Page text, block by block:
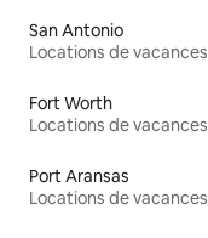
San Antonio
Locations de vacances
Fort Worth
Locations de vacances
Port Aransas
Locations de vacances